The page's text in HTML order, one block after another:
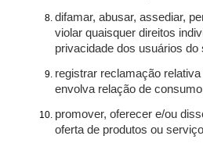
difamar, abusar, assediar,
violar quaisquer direitos
privacidade dos usuários do
registrar reclamação
envolva relação de
promover, oferecer e/ou
oferta de produtos ou